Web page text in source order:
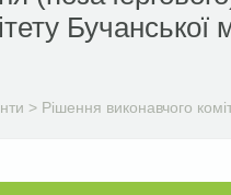
Бучанської
> Рішення виконавчого